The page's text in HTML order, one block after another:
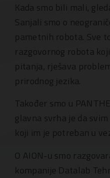
Kada smo bili mali,
Sanjali smo o
pametnih robota. Sve
razgovornog robota
pitanja, rješava
prirodnog jezika.
Također smo u
glavna svrha je da
koji im je potreban u
O AION-u smo
kompanije Datalab